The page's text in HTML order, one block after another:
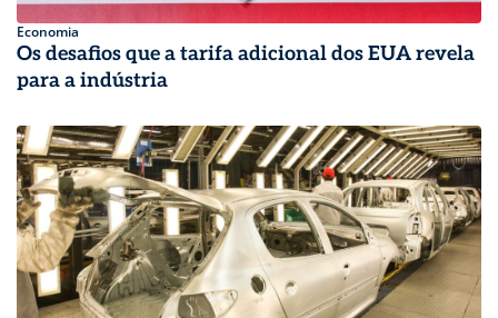
Economia
Os desafios que a tarifa adicional dos EUA revela
para a indústria